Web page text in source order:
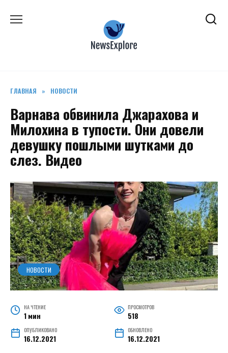
ГЛАВНАЯ » НОВОСТИ
Варнава обвинила Джарахова и
Милохина в тупости. Они довели
девушку пошлыми шутками до
слез. Видео
НОВОСТИ
НА ЧТЕНИЕ
1 мин
ПРОСМОТРОВ
518
ОПУБЛИКОВАНО
16.12.2021
ОБНОВЛЕНО
16.12.2021